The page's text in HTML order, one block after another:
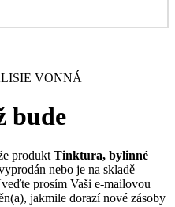
VONNÁ
bude
produkt Tinktura, bylinné
nebo je na skladě
prosím Vaši e-mailovou
jakmile dorazí nové zásoby